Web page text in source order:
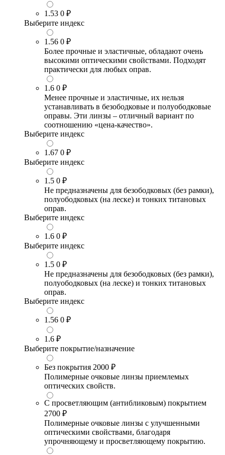
1.53 0 ₽
Выберите индекс
1.56 0 ₽
Более прочные и эластичные, обладают очень
высокими оптическими свойствами. Подходят
практически для любых оправ.
1.6 0 ₽
Менее прочные и эластичные, их нельзя
устанавливать в безободковые и полуободковые
оправы. Эти линзы – отличный вариант по
соотношению «цена-качество».
Выберите индекс
1.67 0 ₽
Выберите индекс
1.5 0 ₽
Не предназначены для безободковых (без рамки),
полуободковых (на леске) и тонких титановых
оправ.
Выберите индекс
1.6 0 ₽
Выберите индекс
1.5 0 ₽
Не предназначены для безободковых (без рамки),
полуободковых (на леске) и тонких титановых
оправ.
Выберите индекс
1.56 0 ₽
1.6 ₽
Выберите покрытие/назначение
Без покрытия 2000 ₽
Полимерные очковые линзы приемлемых
оптических свойств.
С просветляющим (антибликовым) покрытием
2700 ₽
Полимерные очковые линзы с улучшенными
оптическими свойствами, благодаря
упрочняющему и просветляющему покрытию.